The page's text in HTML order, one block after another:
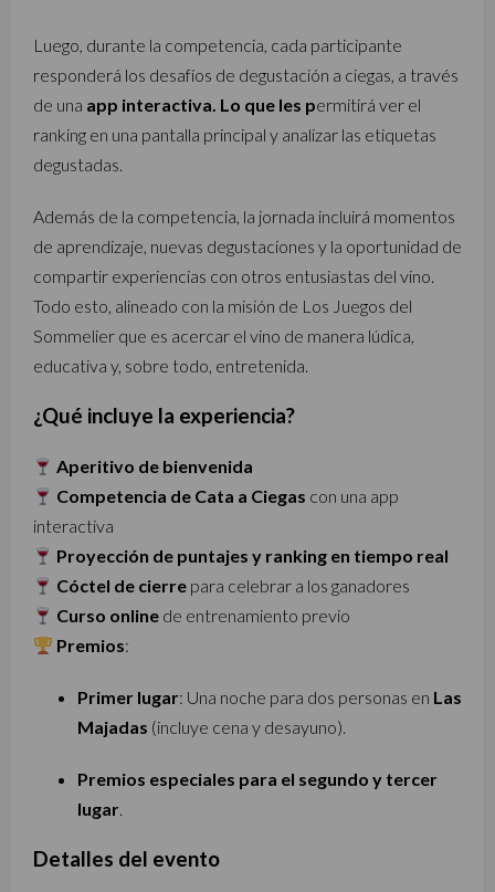
Luego, durante la competencia, cada participante
responderá los desafíos de degustación a ciegas, a través
de una app interactiva. Lo que les permitirá ver el
ranking en una pantalla principal y analizar las etiquetas
degustadas.
Además de la competencia, la jornada incluirá momentos
de aprendizaje, nuevas degustaciones y la oportunidad de
compartir experiencias con otros entusiastas del vino.
Todo esto, alineado con la misión de Los Juegos del
Sommelier que es acercar el vino de manera lúdica,
educativa y, sobre todo, entretenida.
¿Qué incluye la experiencia?
Aperitivo de bienvenida
Competencia de Cata a Ciegas con una app
interactiva
Proyección de puntajes y ranking en tiempo real
Cóctel de cierre para celebrar a los ganadores
Curso online de entrenamiento previo
Premios:
Primer lugar: Una noche para dos personas en Las
Majadas (incluye cena y desayuno).
Premios especiales para el segundo y tercer
lugar.
Detalles del evento